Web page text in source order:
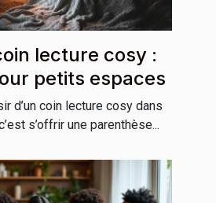
lecture cosy :
petits espaces
d’un coin lecture cosy dans
s’offrir une parenthèse...